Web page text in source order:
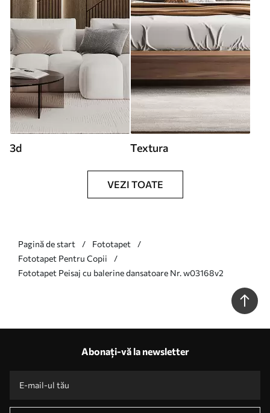
3d Textura
VEZI TOATE
Pagină de start
Fototapet
Fototapet Pentru Copii
Fototapet Peisaj cu balerine dansatoare Nr. w03168v2
Abonați-vă la newsletter